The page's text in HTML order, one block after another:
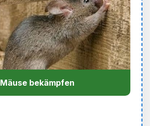
Mäuse bekämpfen